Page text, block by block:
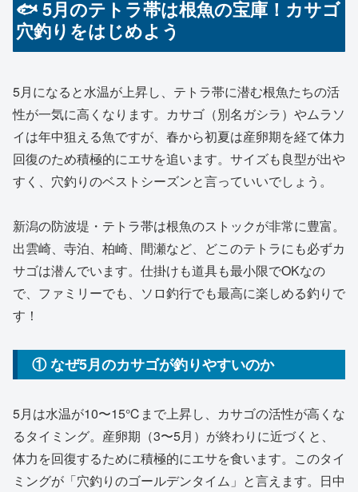
🐟 5月のテトラ帯は根魚の宝庫！カサゴ
穴釣りをはじめよう
5月になると水温が上昇し、テトラ帯に潜む根魚たちの活
性が一気に高くなります。カサゴ（別名ガシラ）やムラソ
イは年中狙える魚ですが、春から初夏は産卵期を経て体力
回復のため積極的にエサを追います。サイズも良型が出や
すく、穴釣りのベストシーズンと言っていいでしょう。
新潟の防波堤・テトラ帯は根魚のストックが非常に豊富。
出雲崎、寺泊、柏崎、間瀬など、どこのテトラにも必ずカ
サゴは潜んでいます。仕掛けも道具も最小限でOKなの
で、ファミリーでも、ソロ釣行でも最高に楽しめる釣りで
す！
① なぜ5月のカサゴが釣りやすいのか
5月は水温が10〜15℃まで上昇し、カサゴの活性が高くな
るタイミング。産卵期（3〜5月）が終わりに近づくと、
体力を回復するために積極的にエサを食います。このタイ
ミングが「穴釣りのゴールデンタイム」と言えます。日中